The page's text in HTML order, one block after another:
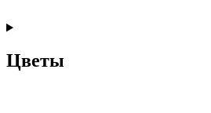
Цветы